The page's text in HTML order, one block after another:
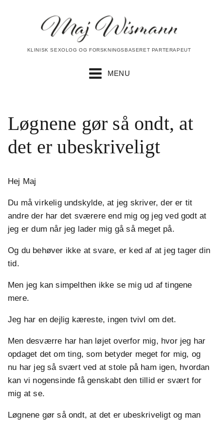
KLINISK SEXOLOG OG FORSKNINGSBASERET PARTERAPEUT
MENU
Løgnene gør så ondt, at
det er ubeskriveligt
Hej Maj
Du må virkelig undskylde, at jeg skriver, der er tit
andre der har det sværere end mig og jeg ved godt at
jeg er dum når jeg lader mig gå så meget på.
Og du behøver ikke at svare, er ked af at jeg tager din
tid.
Men jeg kan simpelthen ikke se mig ud af tingene
mere.
Jeg har en dejlig kæreste, ingen tvivl om det.
Men desværre har han løjet overfor mig, hvor jeg har
opdaget det om ting, som betyder meget for mig, og
nu har jeg så svært ved at stole på ham igen, hvordan
kan vi nogensinde få genskabt den tillid er svært for
mig at se.
Løgnene gør så ondt, at det er ubeskriveligt og man